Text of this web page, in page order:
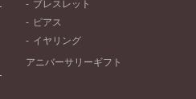
ブレスレット
ピアス
イヤリング
アニバーサリーギフト